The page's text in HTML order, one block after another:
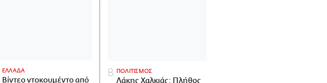
ΕΛΛΑΔΑ
Βίντεο ντοκουμέντο από
ΠΟΛΙΤΙΣΜΟΣ
Λάκης Χαλκιάς: Πλήθος